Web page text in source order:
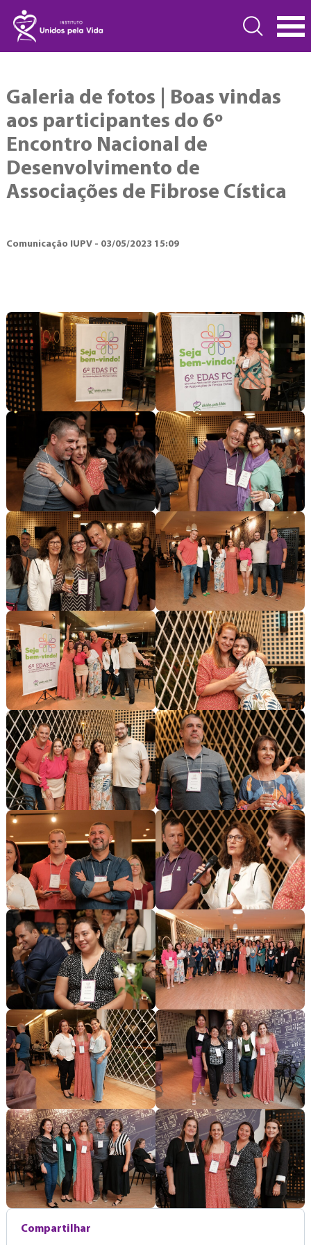
Galeria de fotos | Boas vindas
aos participantes do 6º
Encontro Nacional de
Desenvolvimento de
Associações de Fibrose Cística
Comunicação IUPV - 03/05/2023 15:09
Compartilhar